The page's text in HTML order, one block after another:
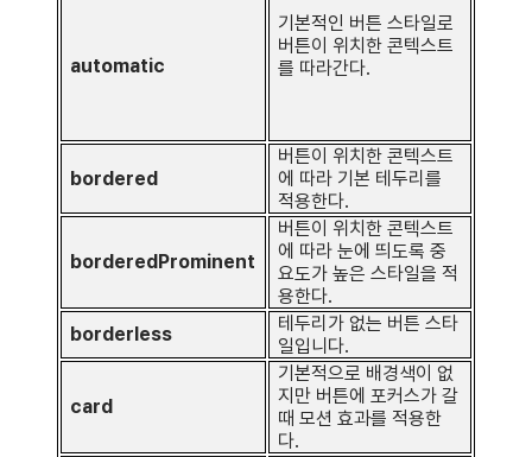
automatic
기본적인 버튼 스타일로
버튼이 위치한 콘텍스트
를 따라간다.
bordered
버튼이 위치한 콘텍스트
에 따라 기본 테두리를
적용한다.
borderedProminent
버튼이 위치한 콘텍스트
에 따라 눈에 띄도록 중
요도가 높은 스타일을 적
용한다.
borderless
테두리가 없는 버튼 스타
일입니다.
card
기본적으로 배경색이 없
지만 버튼에 포커스가 갈
때 모션 효과를 적용한
다.